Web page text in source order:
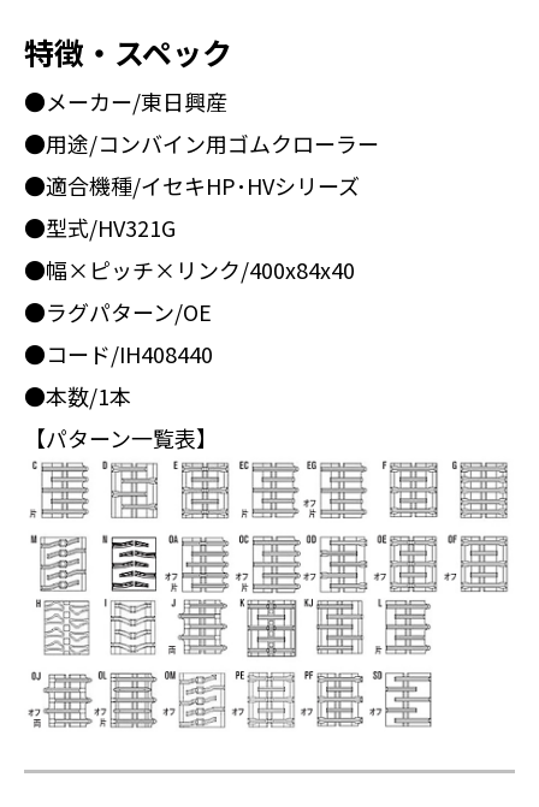
特徴・スペック
●メーカー/東日興産
●用途/コンバイン用ゴムクローラー
●適合機種/イセキHP･HVシリーズ
●型式/HV321G
●幅×ピッチ×リンク/400x84x40
●ラグパターン/OE
●コード/IH408440
●本数/1本
【パターン一覧表】